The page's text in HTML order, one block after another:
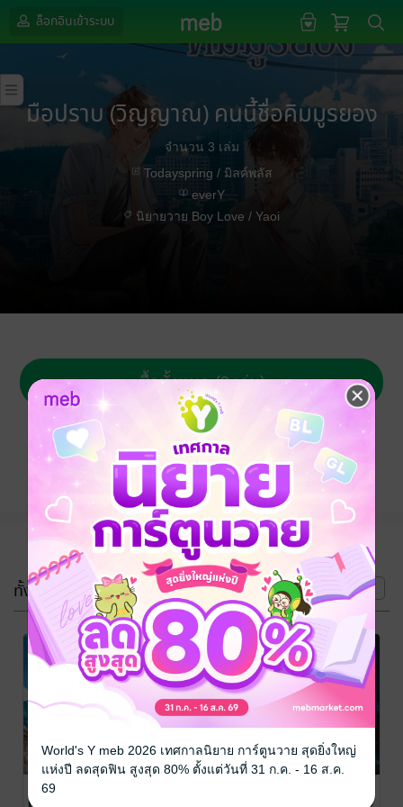
ล็อกอินเข้าระบบ
มือปราบ (วิญญาณ) คนนี้ชื่อคิมมูรยอง
จำนวน 3 เล่ม
Todayspring / มิลค์พลัส
everY
นิยายวาย Boy Love / Yaoi
ซื้อทั้งหมด (3 เล่ม)
ติดตาม แชร์
ทั้งหมด (3 เล่ม) หน้าที่ 1
-20%
มือปราบ
(วิญญาณ) คนนี้
-20% -20%
(วิญญาณ) คนนี้
World's Y meb 2026 เทศกาลนิยาย การ์ตูนวาย สุดยิ่งใหญ่
แห่งปี ลดสุดฟิน สูงสุด 80% ตั้งแต่วันที่ 31 ก.ค. - 16 ส.ค.
69